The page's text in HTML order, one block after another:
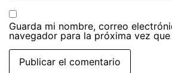
Guarda mi nombre, correo
navegador para la próxima vez